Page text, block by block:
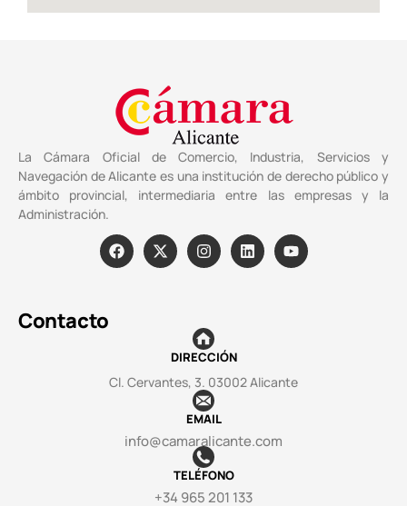
La Cámara Oficial de Comercio, Industria, Servicios y
Navegación de Alicante es una institución de derecho público y
ámbito provincial, intermediaria entre las empresas y la
Administración.
Contacto
DIRECCIÓN
Cl. Cervantes, 3. 03002 Alicante
EMAIL
info@camaralicante.com
TELÉFONO
+34 965 201 133